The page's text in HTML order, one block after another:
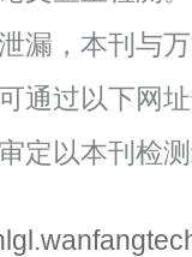
漏，本刊与
通过以下网
定以本刊检